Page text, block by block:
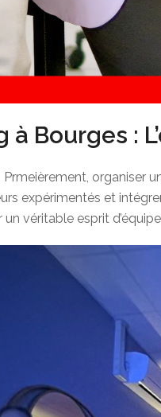
à Bourges :
organiser
expérimentés et
véritable esprit